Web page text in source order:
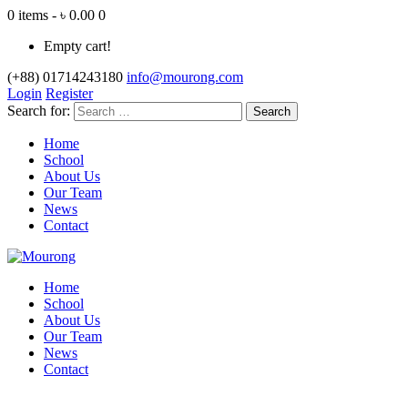
0 items - ৳ 0.00 0
Empty cart!
(+88) 01714243180 info@mourong.com
Login Register
Search for:
Home
School
About Us
Our Team
News
Contact
Home
School
About Us
Our Team
News
Contact